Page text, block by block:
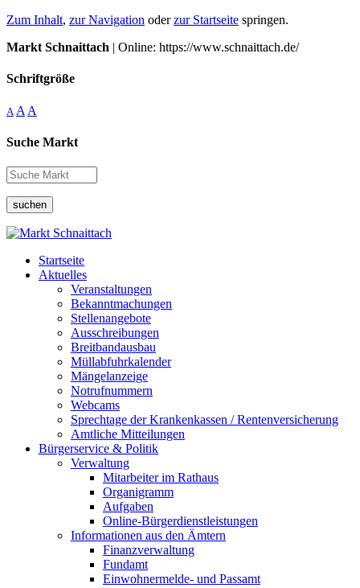
Zum Inhalt, zur Navigation oderzur Startseite springen.
Markt Schnaittach | Online: https://www.schnaittach.de/
Schriftgröße
A A A
Suche Markt
suchen
Startseite
Aktuelles
Veranstaltungen
Bekanntmachungen
Stellenangebote
Ausschreibungen
Breitbandausbau
Müllabfuhrkalender
Mängelanzeige
Notrufnummern
Webcams
Sprechtage der Krankenkassen / Rentenversicherung
Amtliche Mitteilungen
Bürgerservice & Politik
Verwaltung
Mitarbeiter im Rathaus
Organigramm
Aufgaben
Online-Bürgerdienstleistungen
Informationen aus den Ämtern
Finanzverwaltung
Fundamt
Einwohnermelde- und Passamt